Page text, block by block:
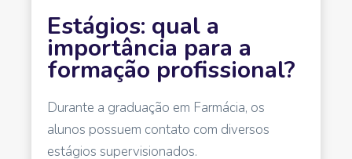
Estágios: qual a
importância para a
formação profissional?
Durante a graduação em Farmácia, os
alunos possuem contato com diversos
estágios supervisionados.